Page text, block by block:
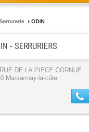
Serrurerie ODIN
- SERRURIERS
DE LA PIECE CORNUE
Marsannay-la-côte